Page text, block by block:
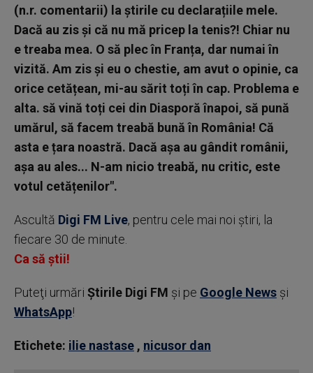
(n.r. comentarii) la știrile cu declarațiile mele.
Dacă au zis și că nu mă pricep la tenis?! Chiar nu
e treaba mea. O să plec în Franța, dar numai în
vizită. Am zis și eu o chestie, am avut o opinie, ca
orice cetățean, mi-au sărit toți în cap. Problema e
alta. să vină toți cei din Diasporă înapoi, să pună
umărul, să facem treabă bună în România! Că
asta e țara noastră. Dacă așa au gândit românii,
așa au ales... N-am nicio treabă, nu critic, este
votul cetățenilor".
Ascultă Digi FM Live, pentru cele mai noi știri, la
fiecare 30 de minute.
Ca să știi!
Puteţi urmări Știrile Digi FM şi pe Google News şi
WhatsApp!
Etichete: ilie nastase , nicusor dan